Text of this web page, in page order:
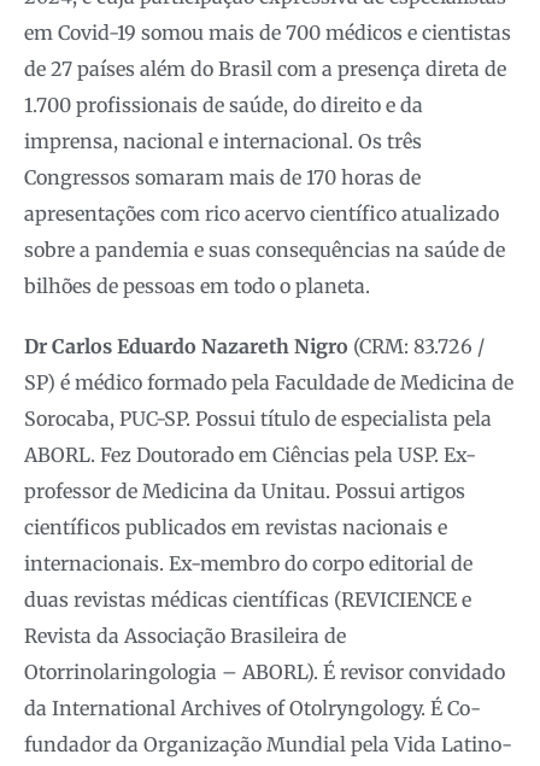
em Covid-19 somou mais de 700 médicos e cientistas
de 27 países além do Brasil com a presença direta de
1.700 profissionais de saúde, do direito e da
imprensa, nacional e internacional. Os três
Congressos somaram mais de 170 horas de
apresentações com rico acervo científico atualizado
sobre a pandemia e suas consequências na saúde de
bilhões de pessoas em todo o planeta.
Dr Carlos Eduardo Nazareth Nigro (CRM: 83.726 /
SP) é médico formado pela Faculdade de Medicina de
Sorocaba, PUC-SP. Possui título de especialista pela
ABORL. Fez Doutorado em Ciências pela USP. Ex-
professor de Medicina da Unitau. Possui artigos
científicos publicados em revistas nacionais e
internacionais. Ex-membro do corpo editorial de
duas revistas médicas científicas (REVICIENCE e
Revista da Associação Brasileira de
Otorrinolaringologia – ABORL). É revisor convidado
da International Archives of Otolryngology. É Co-
fundador da Organização Mundial pela Vida Latino-